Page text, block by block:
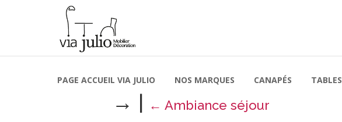
PAGE ACCUEIL VIA JULIO NOS MARQUES CANAPÉS TABLES
→ | ← Ambiance séjour